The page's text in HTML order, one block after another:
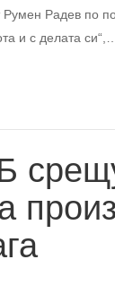
Румен Радев по
и с делата